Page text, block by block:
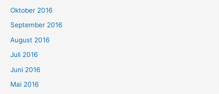
Oktober 2016
September 2016
August 2016
Juli 2016
Juni 2016
Mai 2016